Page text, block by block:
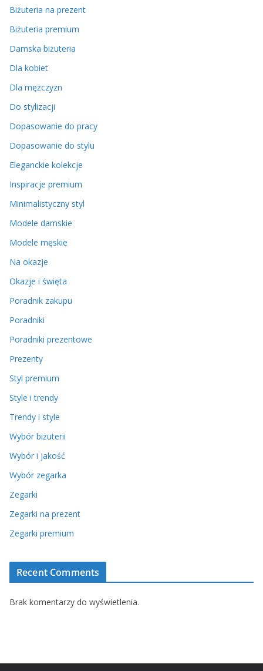
Biżuteria na prezent
Biżuteria premium
Damska biżuteria
Dla kobiet
Dla mężczyzn
Do stylizacji
Dopasowanie do pracy
Dopasowanie do stylu
Eleganckie kolekcje
Inspiracje premium
Minimalistyczny styl
Modele damskie
Modele męskie
Na okazje
Okazje i święta
Poradnik zakupu
Poradniki
Poradniki prezentowe
Prezenty
Styl premium
Style i trendy
Trendy i style
Wybór biżuterii
Wybór i jakość
Wybór zegarka
Zegarki
Zegarki na prezent
Zegarki premium
Recent Comments
Brak komentarzy do wyświetlenia.